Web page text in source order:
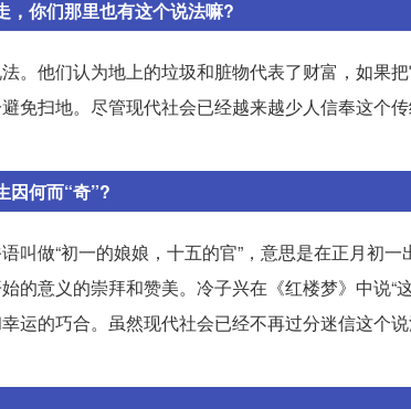
，你们那里也有这个说法嘛?
。他们认为地上的垃圾和脏物代表了财富，如果
免扫地。尽管现代社会已经越来越少人信奉这个
因何而“奇”?
做“初一的娘娘，十五的官”，意思是在正月初
意义的崇拜和赞美。冷子兴在《红楼梦》中说“
运的巧合。虽然现代社会已经不再过分迷信这个